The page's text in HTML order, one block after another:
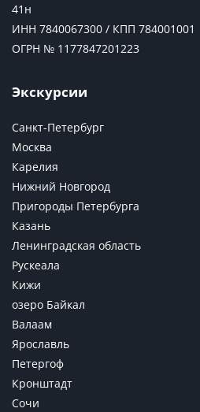
41н
ИНН 7840067300 / КПП 784001001
ОГРН № 1177847201223
Экскурсии
Санкт-Петербург
Москва
Карелия
Нижний Новгород
Пригороды Петербурга
Казань
Ленинградская область
Рускеала
Кижи
озеро Байкал
Валаам
Ярославль
Петергоф
Кронштадт
Сочи